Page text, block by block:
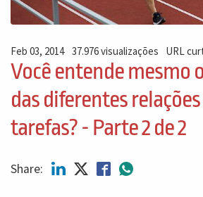
Feb 03, 2014 37.976 visualizações URL
Você entende mesmo
das diferentes
tarefas? - Parte 2 de 2
Share: